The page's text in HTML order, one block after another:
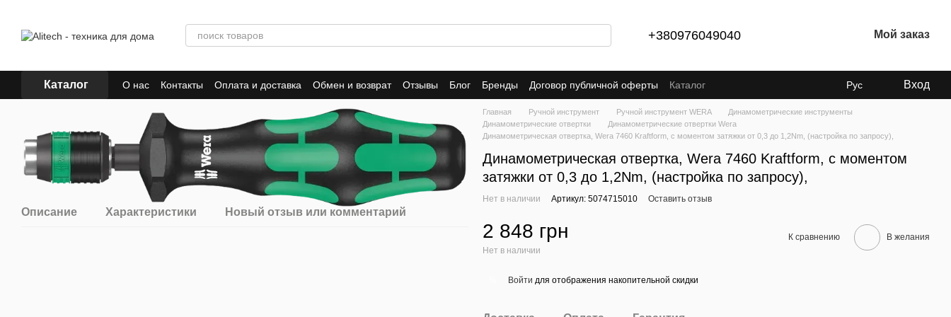
+380976049040 Мой заказ
Каталог О нас Контакты Оплата и доставка Обмен и возврат Отзывы Блог Бренды Договор публичной оферты Каталог Рус Вход
Описание Характеристики Новый отзыв или комментарий
Главная Ручной инструмент Ручной инструмент WERA
Динамометрические инструменты
Динамометрические отвертки
Динамометрические отвертки Wera
Динамометрическая отвертка, Wera 7460 Kraftform, с моментом затяжки от 0,3 до 1,2Nm, (настройка по запросу),
Динамометрическая отвертка, Wera 7460 Kraftform, с моментом
затяжки от 0,3 до 1,2Nm, (настройка по запросу),
Нет в наличии Артикул: 5074715010 Оставить отзыв
2 848 грн
Нет в наличии
К сравнению В желания
Войти для отображения накопительной скидки